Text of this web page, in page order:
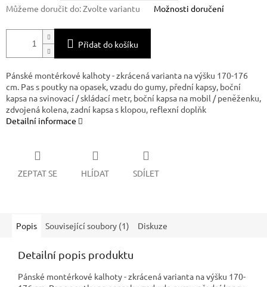
Můžeme doručit do:Zvolte variantu Možnosti doručení
Přidat do košíku
Pánské montérkové kalhoty - zkrácená varianta na výšku 170-176
cm. Pas s poutky na opasek, vzadu do gumy, přední kapsy, boční
kapsa na svinovací / skládací metr, boční kapsa na mobil / peněženku,
zdvojená kolena, zadní kapsa s klopou, reflexní doplňk
Detailní informace
ZEPTAT SE HLÍDAT SDÍLET
Popis Související soubory (1) Diskuze
Detailní popis produktu
Pánské montérkové kalhoty - zkrácená varianta na výšku 170-